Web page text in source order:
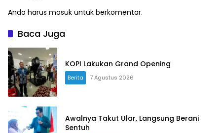
Anda harus masuk untuk berkomentar.
Baca Juga
KOPI Lakukan Grand Opening
Berita 7 Agustus 2026
Awalnya Takut Ular, Langsung Berani
Sentuh